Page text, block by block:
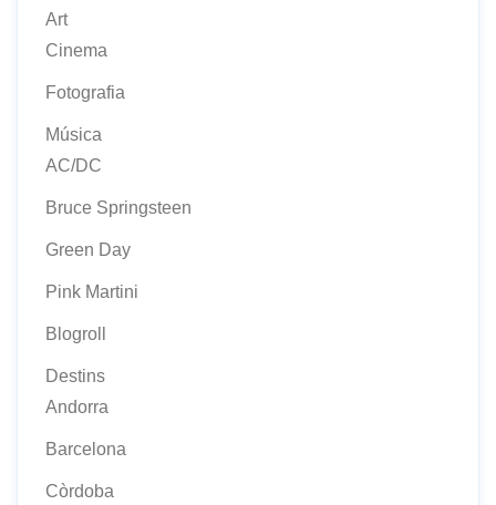
Art
Cinema
Fotografia
Música
AC/DC
Bruce Springsteen
Green Day
Pink Martini
Blogroll
Destins
Andorra
Barcelona
Còrdoba